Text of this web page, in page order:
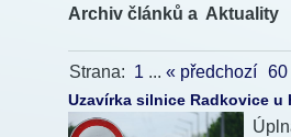
Archiv článků a Aktuality
Strana: 1 ... « předchozí 60
Uzavírka silnice Radkovice u